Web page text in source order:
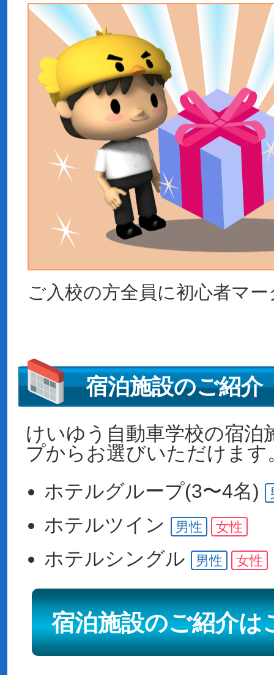
ご入校の方全員に初心者マ
宿泊施設のご紹介
けいゆう自動車学校の宿泊
プからお選びいただけます
ホテルグループ(3〜4名)
ホテルツイン 男性 女性
ホテルシングル 男性 女性
宿泊施設のご紹介は